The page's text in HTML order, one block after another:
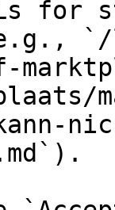
for